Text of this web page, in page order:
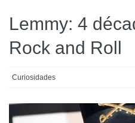
Lemmy: 4
Rock and Roll
Curiosidades